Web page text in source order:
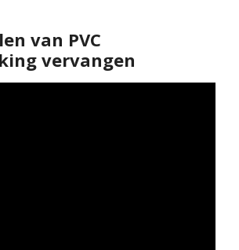
van PVC
vervangen